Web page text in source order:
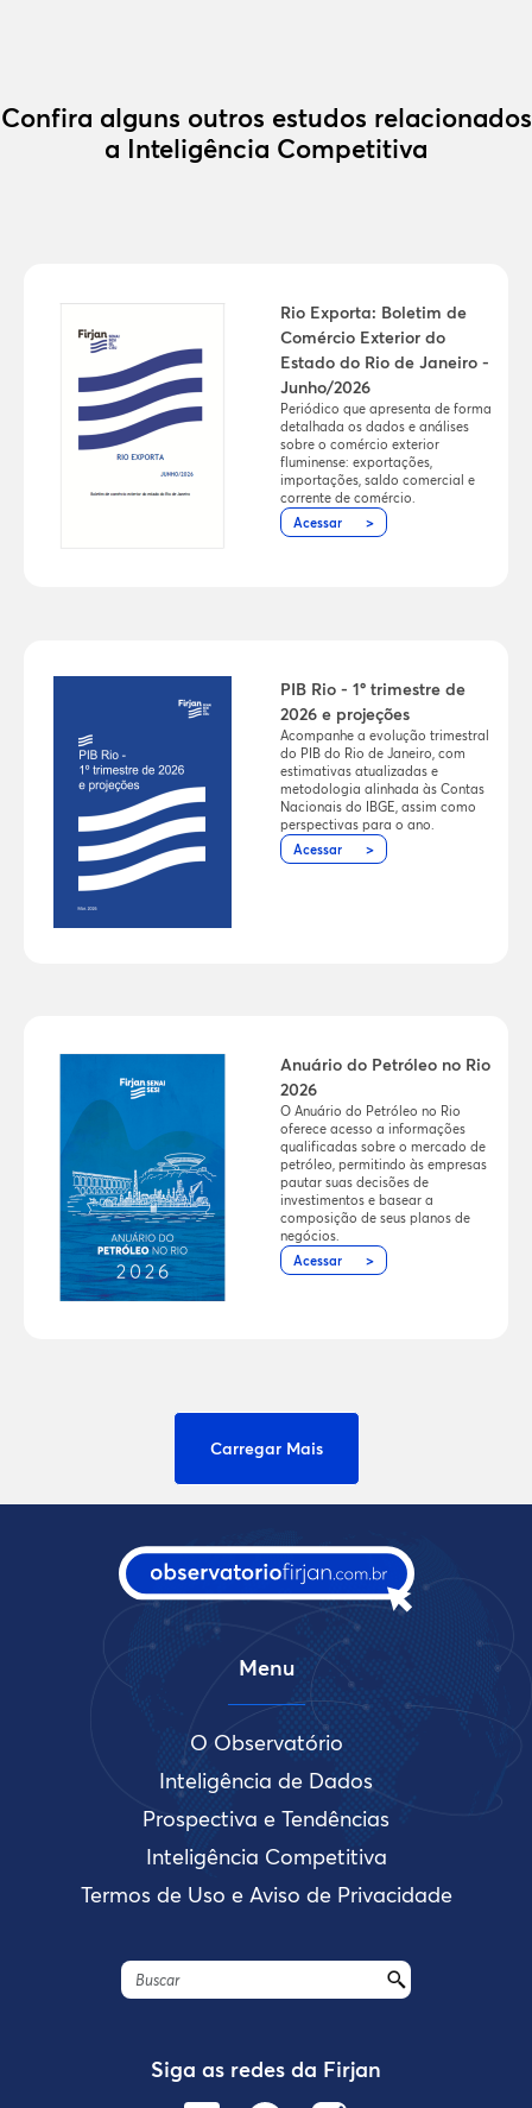
Confira alguns outros estudos relacionados
a Inteligência Competitiva
Rio Exporta: Boletim de
Comércio Exterior do
Estado do Rio de Janeiro -
Junho/2026
Periódico que apresenta de forma
detalhada os dados e análises
sobre o comércio exterior
fluminense: exportações,
importações, saldo comercial e
corrente de comércio.
Acessar
PIB Rio - 1º trimestre de
2026 e projeções
Acompanhe a evolução trimestral
do PIB do Rio de Janeiro, com
estimativas atualizadas e
metodologia alinhada às Contas
Nacionais do IBGE, assim como
perspectivas para o ano.
Acessar
Anuário do Petróleo no Rio
2026
O Anuário do Petróleo no Rio
oferece acesso a informações
qualificadas sobre o mercado de
petróleo, permitindo às empresas
pautar suas decisões de
investimentos e basear a
composição de seus planos de
negócios.
Acessar
Carregar Mais
Menu
O Observatório
Inteligência de Dados
Prospectiva e Tendências
Inteligência Competitiva
Termos de Uso e Aviso de Privacidade
Siga as redes da Firjan